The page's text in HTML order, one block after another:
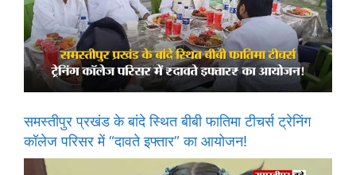
समस्तीपुर प्रखंड के बांदे स्थित बीबी फातिमा टीचर्स ट्रेनिंग
कॉलेज परिसर में “दावते इफ्तार” का आयोजन!